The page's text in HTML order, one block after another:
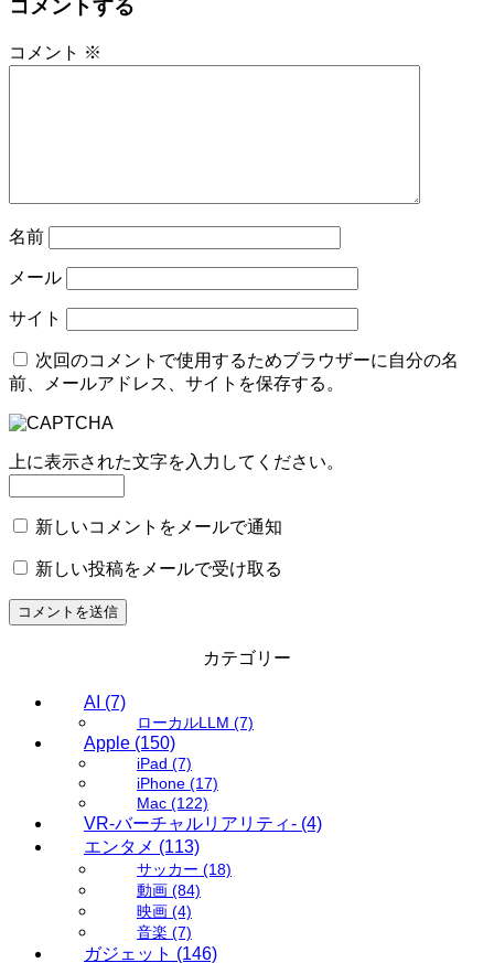
コメントする
コメント ※
名前
メール
サイト
次回のコメントで使用するためブラウザーに自分の名
前、メールアドレス、サイトを保存する。
上に表示された文字を入力してください。
新しいコメントをメールで通知
新しい投稿をメールで受け取る
カテゴリー
AI (7)
ローカルLLM (7)
Apple (150)
iPad (7)
iPhone (17)
Mac (122)
VR-バーチャルリアリティ- (4)
エンタメ (113)
サッカー (18)
動画 (84)
映画 (4)
音楽 (7)
ガジェット (146)